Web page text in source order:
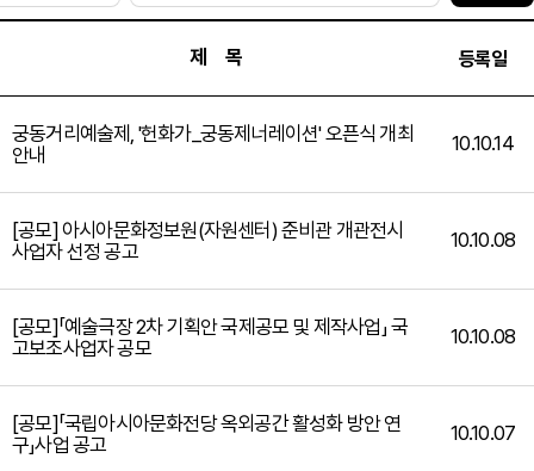
제 목 등록일
궁동거리예술제, '헌화가_궁동제너레이션' 오픈식 개최
안내
10.10.14
[공모] 아시아문화정보원(자원센터) 준비관 개관전시
사업자 선정 공고
10.10.08
[공모]「예술극장 2차 기획안 국제공모 및 제작사업」 국
고보조사업자 공모
10.10.08
[공모]「국립아시아문화전당 옥외공간 활성화 방안 연
구」사업 공고
10.10.07